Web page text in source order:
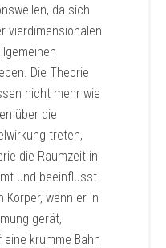
da sich
vierdimensionalen
Die Theorie
nicht mehr wie
über die
treten,
die Raumzeit in
und beeinflusst.
Körper, wenn er in
gerät,
krumme Bahn